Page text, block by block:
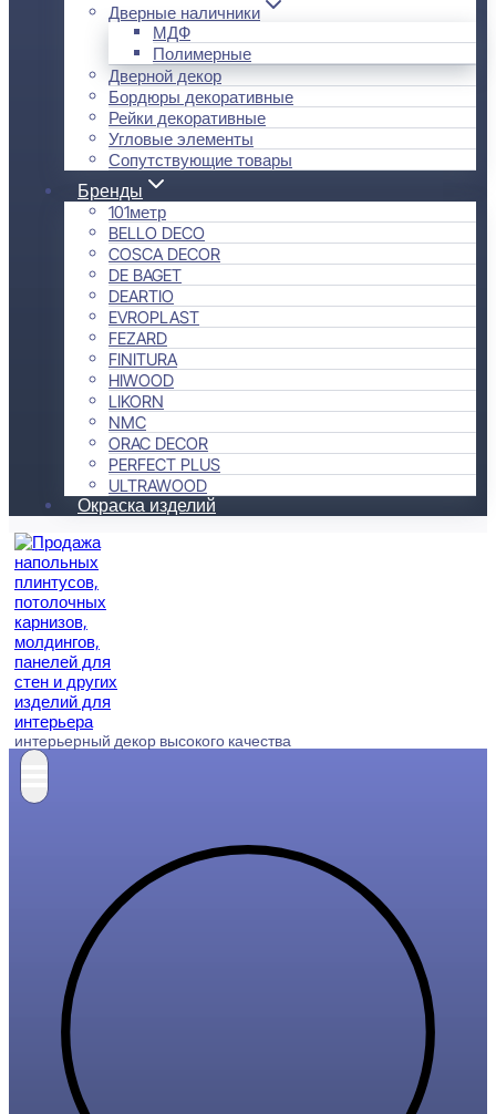
Дверные наличники
МДФ
Полимерные
Дверной декор
Бордюры декоративные
Рейки декоративные
Угловые элементы
Сопутствующие товары
Бренды
101метр
BELLO DECO
COSCA DECOR
DE BAGET
DEARTIO
EVROPLAST
FEZARD
FINITURA
HIWOOD
LIKORN
NMC
ORAC DECOR
PERFECT PLUS
ULTRAWOOD
Окраска изделий
интерьерный декор высокого качества